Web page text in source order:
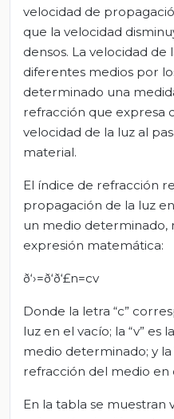
velocidad de
que la velocidad
densos. La velocidad de
diferentes medios por
determinado una
refracción que expresa
velocidad de la luz al
material.
El índice de refracción
propagación de la luz
un medio determinado,
expresión matemática:
ð‘›=ð‘ð‘£n=cv
Donde la letra “c”
luz en el vacío; la “v” es
medio determinado; y
refracción del medio en
En la tabla se muestran